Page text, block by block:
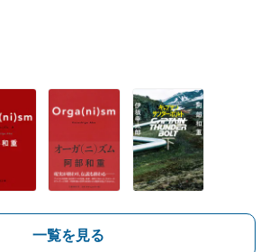
一覧を見る